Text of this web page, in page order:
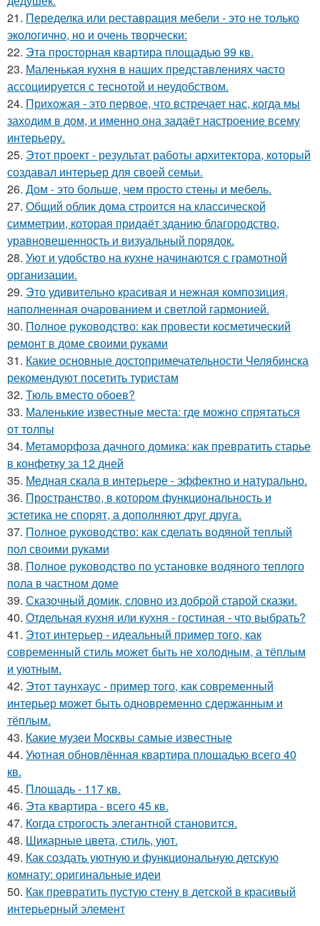
21. Переделка или реставрация мебели - это не только
экологично, но и очень творчески:
22. Эта просторная квартира площадью 99 кв.
23. Маленькая кухня в наших представлениях часто
ассоциируется с теснотой и неудобством.
24. Прихожая - это первое, что встречает нас, когда мы
заходим в дом, и именно она задаёт настроение всему
интерьеру.
25. Этот проект - результат работы архитектора, который
создавал интерьер для своей семьи.
26. Дом - это больше, чем просто стены и мебель.
27. Общий облик дома строится на классической
симметрии, которая придаёт зданию благородство,
уравновешенность и визуальный порядок.
28. Уют и удобство на кухне начинаются с грамотной
организации.
29. Это удивительно красивая и нежная композиция,
наполненная очарованием и светлой гармонией.
30. Полное руководство: как провести косметический
ремонт в доме своими руками
31. Какие основные достопримечательности Челябинска
рекомендуют посетить туристам
32. Тюль вместо обоев?
33. Маленькие известные места: где можно спрятаться
от толпы
34. Метаморфоза дачного домика: как превратить старье
в конфетку за 12 дней
35. Медная скала в интерьере - эффектно и натурально.
36. Пространство, в котором функциональность и
эстетика не спорят, а дополняют друг друга.
37. Полное руководство: как сделать водяной теплый
пол своими руками
38. Полное руководство по установке водяного теплого
пола в частном доме
39. Сказочный домик, словно из доброй старой сказки.
40. Отдельная кухня или кухня - гостиная - что выбрать?
41. Этот интерьер - идеальный пример того, как
современный стиль может быть не холодным, а тёплым
и уютным.
42. Этот таунхаус - пример того, как современный
интерьер может быть одновременно сдержанным и
тёплым.
43. Какие музеи Москвы самые известные
44. Уютная обновлённая квартира площадью всего 40
кв.
45. Площадь - 117 кв.
46. Эта квартира - всего 45 кв.
47. Когда строгость элегантной становится.
48. Шикарные цвета, стиль, уют.
49. Как создать уютную и функциональную детскую
комнату: оригинальные идеи
50. Как превратить пустую стену в детской в красивый
интерьерный элемент